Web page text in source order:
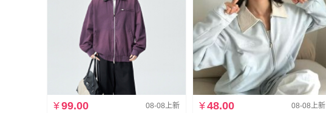
08-08上新
¥99.00 08-08上新
¥48.00